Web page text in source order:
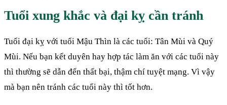
Tuổi xung khắc và đại kỵ cần tránh
Tuổi đại kỵ với tuổi Mậu Thìn là các tuổi: Tân Mùi và Quý
Mùi. Nếu bạn kết duyên hay hợp tác làm ăn với các tuổi này
thì thường sẽ dẫn đến thất bại, thậm chí tuyệt mạng. Vì vậy
mà bạn nên tránh các tuổi này thì tốt hơn.